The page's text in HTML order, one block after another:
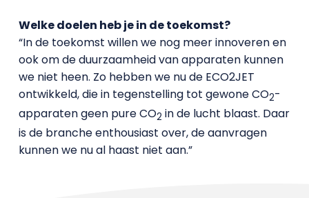
Welke doelen heb je in de toekomst?
“In de toekomst willen we nog meer innoveren en
ook om de duurzaamheid van apparaten kunnen
we niet heen. Zo hebben we nu de ECO2JET
ontwikkeld, die in tegenstelling tot gewone CO2-
apparaten geen pure CO2 in de lucht blaast. Daar
is de branche enthousiast over, de aanvragen
kunnen we nu al haast niet aan.”